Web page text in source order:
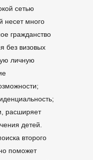
сетью
несет много
гражданство
без визовых
личную
расширяет
детей.
второго
поможет